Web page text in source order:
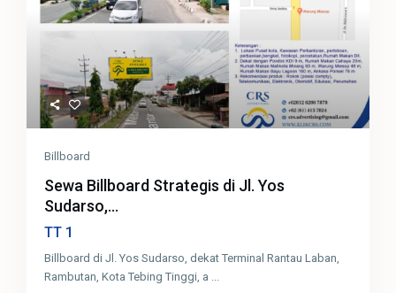
Billboard
Sewa Billboard Strategis di Jl. Yos
Sudarso,...
TT 1
Billboard di Jl. Yos Sudarso, dekat Terminal Rantau Laban,
Rambutan, Kota Tebing Tinggi, a ...